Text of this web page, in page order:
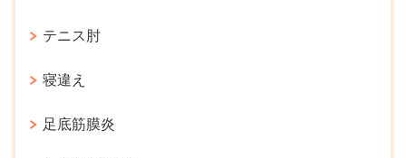
テニス肘
寝違え
足底筋膜炎